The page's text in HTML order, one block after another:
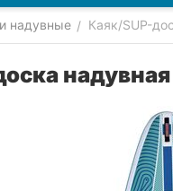
надувные / Каяк/SUP-